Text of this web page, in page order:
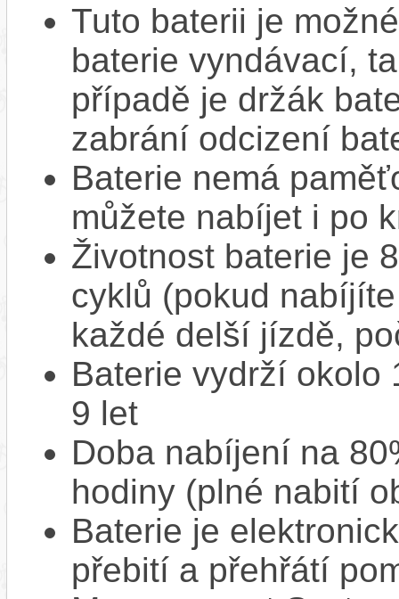
Tuto baterii je
baterie vyndávací,
případě je držák
zabrání odcizení
Baterie nemá
můžete nabíjet i po
Životnost baterie je
cyklů (pokud
každé delší jízdě,
Baterie vydrží okolo
9 let
Doba nabíjení na
hodiny (plné nabití
Baterie je
přebití a přehřátí